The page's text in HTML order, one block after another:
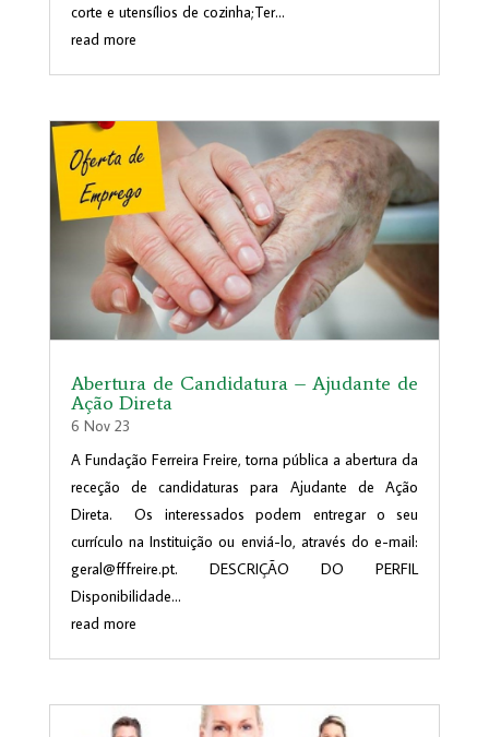
corte e utensílios de cozinha;Ter...
read more
Abertura de Candidatura – Ajudante de
Ação Direta
6 Nov 23
A Fundação Ferreira Freire, torna pública a abertura da
receção de candidaturas para Ajudante de Ação
Direta. Os interessados podem entregar o seu
currículo na Instituição ou enviá-lo, através do e-mail:
geral@fffreire.pt. DESCRIÇÃO DO PERFIL
Disponibilidade...
read more